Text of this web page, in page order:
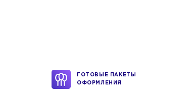
ГОТОВЫЕ ПАКЕТЫ
ОФОРМЛЕНИЯ